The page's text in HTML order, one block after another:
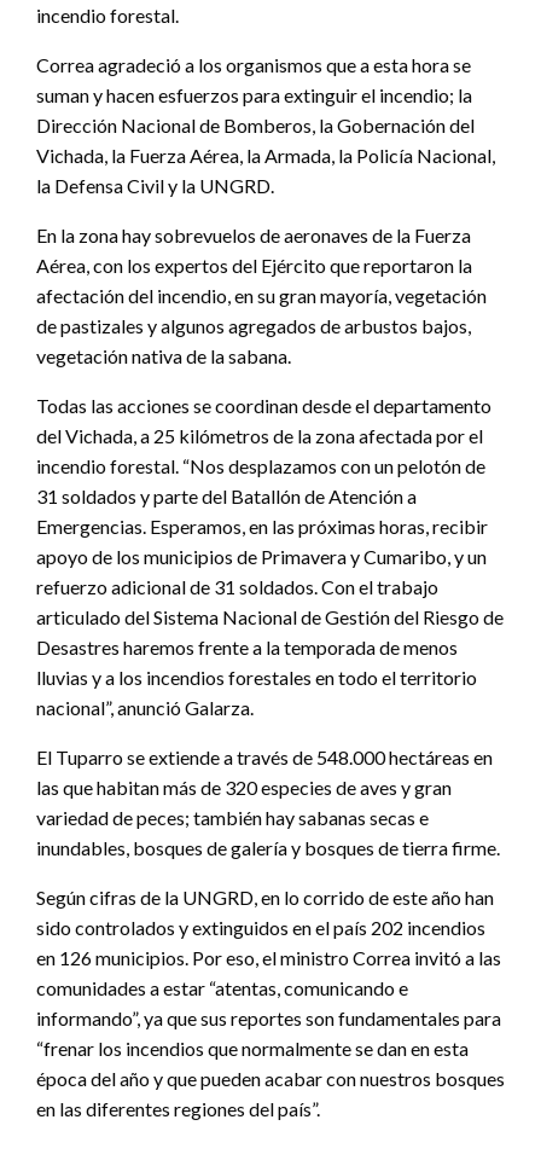
incendio forestal.
Correa agradeció a los organismos que a esta hora se
suman y hacen esfuerzos para extinguir el incendio; la
Dirección Nacional de Bomberos, la Gobernación del
Vichada, la Fuerza Aérea, la Armada, la Policía Nacional,
la Defensa Civil y la UNGRD.
En la zona hay sobrevuelos de aeronaves de la Fuerza
Aérea, con los expertos del Ejército que reportaron la
afectación del incendio, en su gran mayoría, vegetación
de pastizales y algunos agregados de arbustos bajos,
vegetación nativa de la sabana.
Todas las acciones se coordinan desde el departamento
del Vichada, a 25 kilómetros de la zona afectada por el
incendio forestal. “Nos desplazamos con un pelotón de
31 soldados y parte del Batallón de Atención a
Emergencias. Esperamos, en las próximas horas, recibir
apoyo de los municipios de Primavera y Cumaribo, y un
refuerzo adicional de 31 soldados. Con el trabajo
articulado del Sistema Nacional de Gestión del Riesgo de
Desastres haremos frente a la temporada de menos
lluvias y a los incendios forestales en todo el territorio
nacional”, anunció Galarza.
El Tuparro se extiende a través de 548.000 hectáreas en
las que habitan más de 320 especies de aves y gran
variedad de peces; también hay sabanas secas e
inundables, bosques de galería y bosques de tierra firme.
Según cifras de la UNGRD, en lo corrido de este año han
sido controlados y extinguidos en el país 202 incendios
en 126 municipios. Por eso, el ministro Correa invitó a las
comunidades a estar “atentas, comunicando e
informando”, ya que sus reportes son fundamentales para
“frenar los incendios que normalmente se dan en esta
época del año y que pueden acabar con nuestros bosques
en las diferentes regiones del país”.